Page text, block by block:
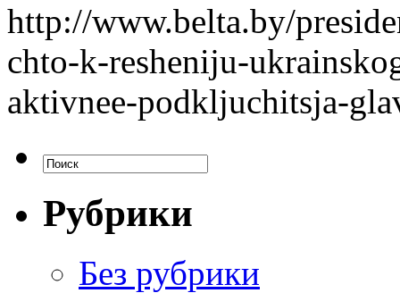
http://www.belta.by/
chto-k-resheniju-
aktivnee-podkljuchitsja-
Рубрики
Без рубрики